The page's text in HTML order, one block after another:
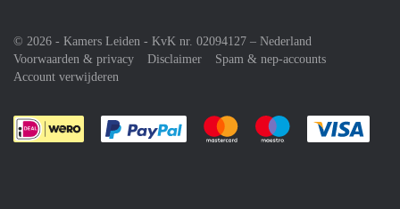
© 2026 - Kamers Leiden - KvK nr. 02094127 – Nederland
Voorwaarden & privacy
Disclaimer
Spam & nep-accounts
Account verwijderen
Je rekent gemakkelijk af met Paypal
Je rekent gemakkelijk af met
Je rekent